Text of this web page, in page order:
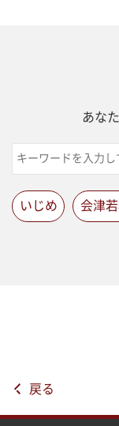
あな
いじめ 会津
戻る